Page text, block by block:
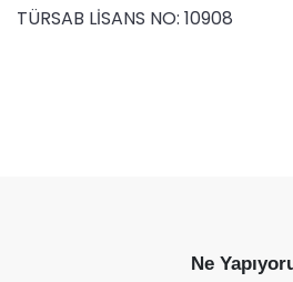
TÜRSAB LİSANS NO: 10908
Ne